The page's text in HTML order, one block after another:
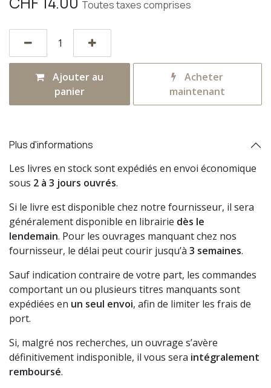
Toutes taxes comprises
Ajouter au
panier
Acheter
maintenant
Plus d'informations
Les livres en stock sont expédiés en envoi économique
sous 2 à 3 jours ouvrés.
Si le livre est disponible chez notre fournisseur, il sera
généralement disponible en librairie dès le
lendemain. Pour les ouvrages manquant chez nos
fournisseur, le délai peut courir jusqu’à 3 semaines.
Sauf indication contraire de votre part, les commandes
comportant un ou plusieurs titres manquants sont
expédiées en un seul envoi, afin de limiter les frais de
port.
Si, malgré nos recherches, un ouvrage s’avère
définitivement indisponible, il vous sera intégralement
remboursé.